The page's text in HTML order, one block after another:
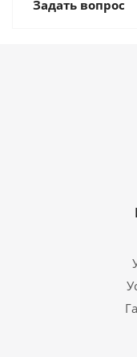
Задать вопрос